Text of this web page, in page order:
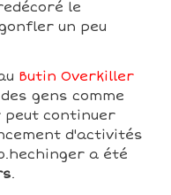
le
un peu
Butin Overkiller
gens comme
peut continuer
d'activités
a été
.